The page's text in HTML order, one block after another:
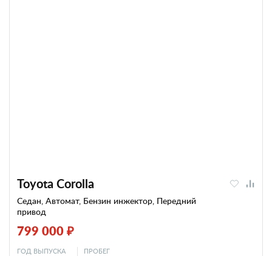
Toyota Corolla
Седан, Автомат, Бензин инжектор, Передний
привод
799 000 ₽
ГОД ВЫПУСКА ПРОБЕГ